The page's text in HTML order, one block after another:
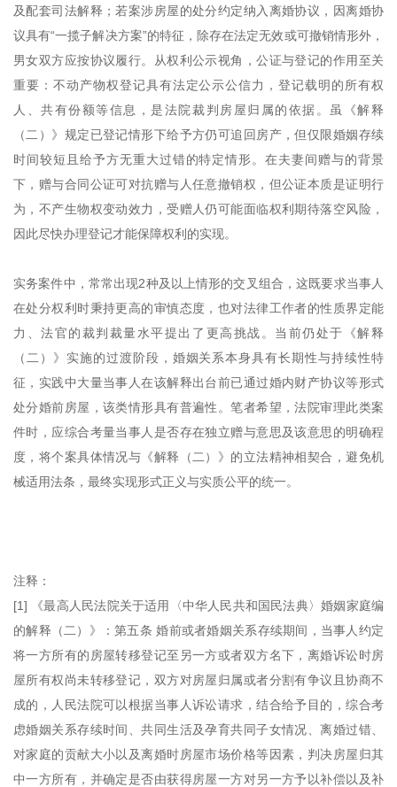
及配套司法解释；若案涉房屋的处分约定纳入离婚协议，因离婚协
议具有“一揽子解决方案”的特征，除存在法定无效或可撤销情形外，
男女双方应按协议履行。从权利公示视角，公证与登记的作用至关
重要：不动产物权登记具有法定公示公信力，登记载明的所有权
人、共有份额等信息，是法院裁判房屋归属的依据。虽《解释
（二）》规定已登记情形下给予方仍可追回房产，但仅限婚姻存续
时间较短且给予方无重大过错的特定情形。在夫妻间赠与的背景
下，赠与合同公证可对抗赠与人任意撤销权，但公证本质是证明行
为，不产生物权变动效力，受赠人仍可能面临权利期待落空风险，
因此尽快办理登记才能保障权利的实现。
实务案件中，常常出现2种及以上情形的交叉组合，这既要求当事人
在处分权利时秉持更高的审慎态度，也对法律工作者的性质界定能
力、法官的裁判裁量水平提出了更高挑战。当前仍处于《解释
（二）》实施的过渡阶段，婚姻关系本身具有长期性与持续性特
征，实践中大量当事人在该解释出台前已通过婚内财产协议等形式
处分婚前房屋，该类情形具有普遍性。笔者希望，法院审理此类案
件时，应综合考量当事人是否存在独立赠与意思及该意思的明确程
度，将个案具体情况与《解释（二）》的立法精神相契合，避免机
械适用法条，最终实现形式正义与实质公平的统一。
注释：
[1] 《最高人民法院关于适用〈中华人民共和国民法典〉婚姻家庭编
的解释（二）》：第五条 婚前或者婚姻关系存续期间，当事人约定
将一方所有的房屋转移登记至另一方或者双方名下，离婚诉讼时房
屋所有权尚未转移登记，双方对房屋归属或者分割有争议且协商不
成的，人民法院可以根据当事人诉讼请求，结合给予目的，综合考
虑婚姻关系存续时间、共同生活及孕育共同子女情况、离婚过错、
对家庭的贡献大小以及离婚时房屋市场价格等因素，判决房屋归其
中一方所有，并确定是否由获得房屋一方对另一方予以补偿以及补